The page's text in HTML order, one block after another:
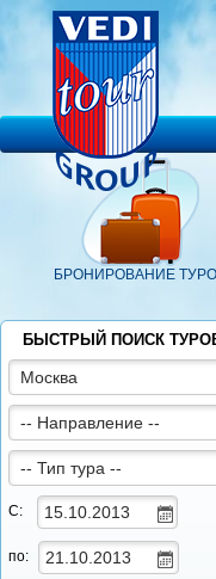
БРОНИРОВАНИЕ
БЫСТРЫЙ ПОИСК
С:
по: